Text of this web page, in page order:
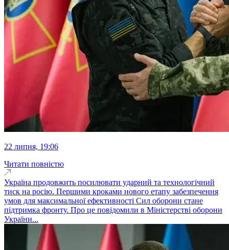
22 липня, 19:06
Читати повністю
Україна продовжить посилювати ударний та технологічний
тиск на росію. Першими кроками нового етапу забезпечення
умов для максимальної ефективності Сил оборони стане
підтримка фронту. Про це повідомили в Міністерстві оборони
України...